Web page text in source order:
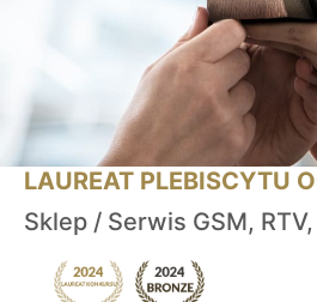
LAUREAT PLEBISCYTU
Sklep / Serwis GSM,